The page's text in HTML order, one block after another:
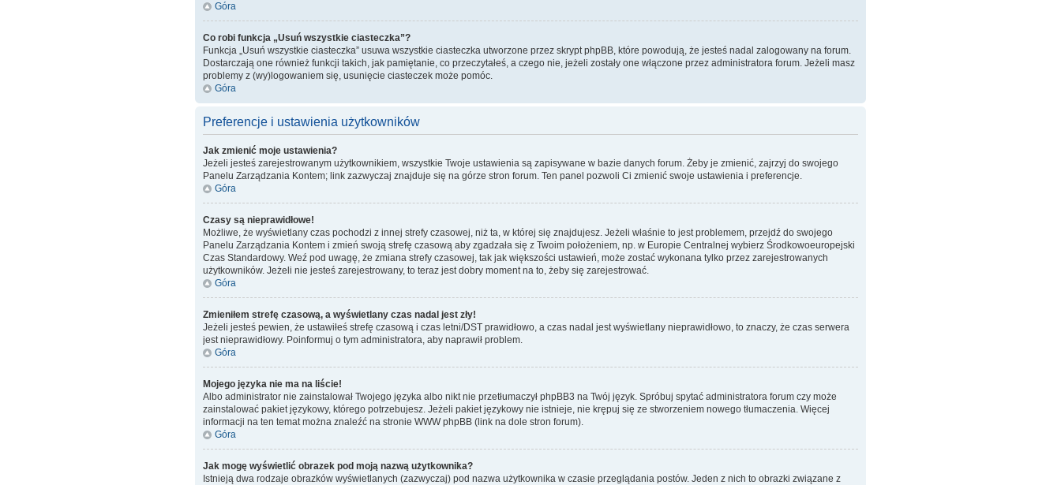
Góra
Co robi funkcja „Usuń wszystkie ciasteczka”?
Funkcja „Usuń wszystkie ciasteczka” usuwa wszystkie ciasteczka utworzone przez skrypt phpBB, które powodują, że jesteś nadal zalogowany na forum.
Dostarczają one również funkcji takich, jak pamiętanie, co przeczytałeś, a czego nie, jeżeli zostały one włączone przez administratora forum. Jeżeli masz
problemy z (wy)logowaniem się, usunięcie ciasteczek może pomóc.
Góra
Preferencje i ustawienia użytkowników
Jak zmienić moje ustawienia?
Jeżeli jesteś zarejestrowanym użytkownikiem, wszystkie Twoje ustawienia są zapisywane w bazie danych forum. Żeby je zmienić, zajrzyj do swojego
Panelu Zarządzania Kontem; link zazwyczaj znajduje się na górze stron forum. Ten panel pozwoli Ci zmienić swoje ustawienia i preferencje.
Góra
Czasy są nieprawidłowe!
Możliwe, że wyświetlany czas pochodzi z innej strefy czasowej, niż ta, w której się znajdujesz. Jeżeli właśnie to jest problemem, przejdź do swojego
Panelu Zarządzania Kontem i zmień swoją strefę czasową aby zgadzała się z Twoim położeniem, np. w Europie Centralnej wybierz Środkowoeuropejski
Czas Standardowy. Weź pod uwagę, że zmiana strefy czasowej, tak jak większości ustawień, może zostać wykonana tylko przez zarejestrowanych
użytkowników. Jeżeli nie jesteś zarejestrowany, to teraz jest dobry moment na to, żeby się zarejestrować.
Góra
Zmieniłem strefę czasową, a wyświetlany czas nadal jest zły!
Jeżeli jesteś pewien, że ustawiłeś strefę czasową i czas letni/DST prawidłowo, a czas nadal jest wyświetlany nieprawidłowo, to znaczy, że czas serwera
jest nieprawidłowy. Poinformuj o tym administratora, aby naprawił problem.
Góra
Mojego języka nie ma na liście!
Albo administrator nie zainstalował Twojego języka albo nikt nie przetłumaczył phpBB3 na Twój język. Spróbuj spytać administratora forum czy może
zainstalować pakiet językowy, którego potrzebujesz. Jeżeli pakiet językowy nie istnieje, nie krępuj się ze stworzeniem nowego tłumaczenia. Więcej
informacji na ten temat można znaleźć na stronie WWW phpBB (link na dole stron forum).
Góra
Jak mogę wyświetlić obrazek pod moją nazwą użytkownika?
Istnieją dwa rodzaje obrazków wyświetlanych (zazwyczaj) pod nazwa użytkownika w czasie przeglądania postów. Jeden z nich to obrazki związane z